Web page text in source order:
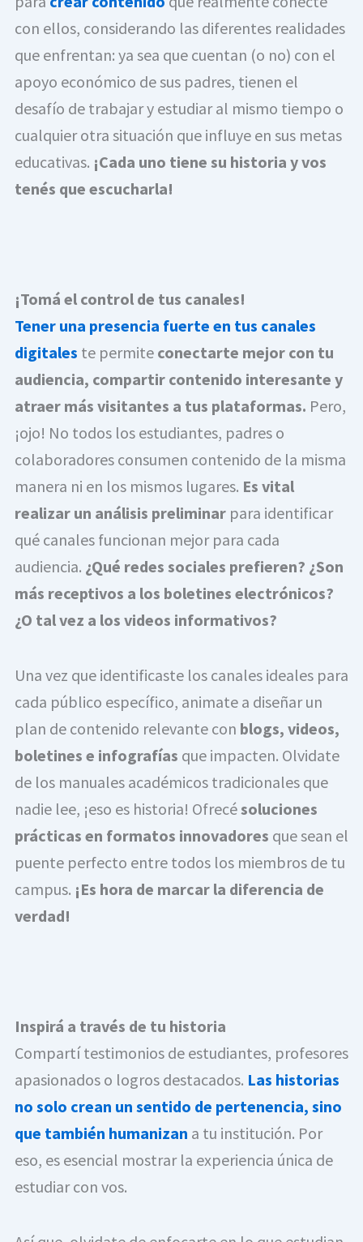
con ellos, considerando las diferentes realidades
que enfrentan: ya sea que cuentan (o no) con el
apoyo económico de sus padres, tienen el
desafío de trabajar y estudiar al mismo tiempo o
cualquier otra situación que influye en sus metas
educativas. ¡Cada uno tiene su historia y vos
tenés que escucharla!
¡Tomá el control de tus canales!
Tener una presencia fuerte en tus canales
digitales te permite conectarte mejor con tu
audiencia, compartir contenido interesante y
atraer más visitantes a tus plataformas. Pero,
¡ojo! No todos los estudiantes, padres o
colaboradores consumen contenido de la misma
manera ni en los mismos lugares. Es vital
realizar un análisis preliminarpara identificar
qué canales funcionan mejor para cada
audiencia. ¿Qué redes sociales prefieren? ¿Son
más receptivos a los boletines electrónicos?
¿O tal vez a los videos informativos?
Una vez que identificaste los canales ideales para
cada público específico, animate a diseñar un
plan de contenido relevante con blogs, videos,
boletines e infografías que impacten. Olvidate
de los manuales académicos tradicionales que
nadie lee, ¡eso es historia! Ofrecésoluciones
prácticas en formatos innovadores que sean el
puente perfecto entre todos los miembros de tu
campus. ¡Es hora de marcar la diferencia de
verdad!
Inspirá a través de tu historia
Compartí testimonios de estudiantes, profesores
apasionados o logros destacados. Las historias
no solo crean un sentido de pertenencia, sino
que también humanizan a tu institución. Por
eso, es esencial mostrar la experiencia única de
estudiar con vos.